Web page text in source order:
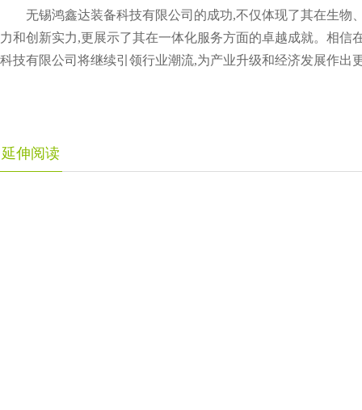
无锡鸿鑫达装备科技有限公司的成功,不仅体现了其在生物
力和创新实力,更展示了其在一体化服务方面的卓越成就。相信
科技有限公司将继续引领行业潮流,为产业升级和经济发展作出
延伸阅读